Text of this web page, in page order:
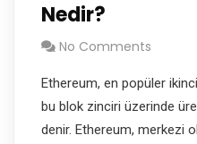
Nedir?
No Comments
Ethereum, en popüler
bu blok zinciri üzerinde
denir. Ethereum, merkezi